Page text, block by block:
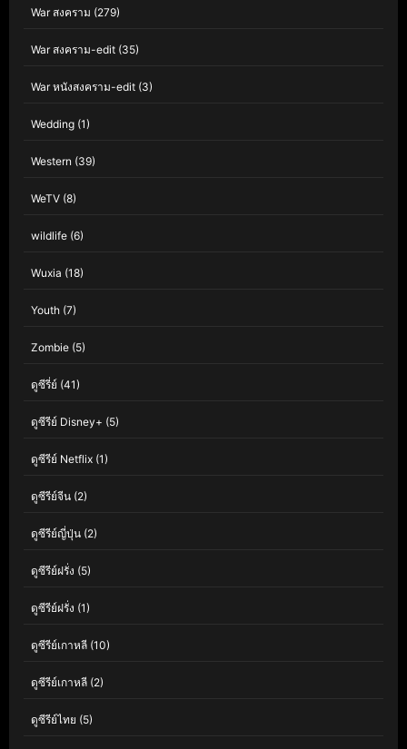
War สงคราม (279)
War สงคราม-edit (35)
War หนังสงคราม-edit (3)
Wedding (1)
Western (39)
WeTV (8)
wildlife (6)
Wuxia (18)
Youth (7)
Zombie (5)
ดูซีรี่ย์ (41)
ดูซีรีย์ Disney+ (5)
ดูซีรีย์ Netflix (1)
ดูซีรีย์จีน (2)
ดูซีรีย์ญี่ปุ่น (2)
ดูซีรีย์ฝรั่ง (5)
ดูซีรีย์ฝรั่ง (1)
ดูซีรีย์เกาหลี (10)
ดูซีรีย์เกาหลี (2)
ดูซีรีย์ไทย (5)